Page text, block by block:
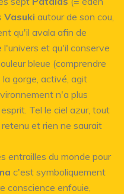
Vasuki autour de son cou,
qu'il avala afin de
et qu'il conserve
bleue (comprendre
la gorge, activé, agit
n'a plus
Tel le ciel azur, tout
et rien ne saurait
entrailles du monde pour
c'est symboliquement
conscience enfouie,